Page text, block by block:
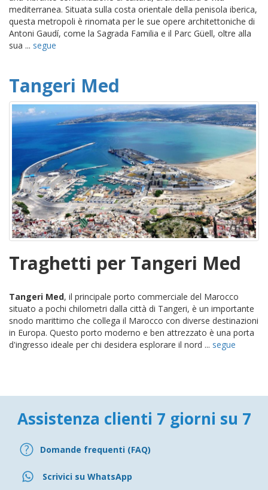
mediterranea. Situata sulla costa orientale della penisola iberica,
questa metropoli è rinomata per le sue opere architettoniche di
Antoni Gaudí, come la Sagrada Familia e il Parc Güell, oltre alla
sua ... segue
Tangeri Med
Traghetti per Tangeri Med
Tangeri Med, il principale porto commerciale del Marocco
situato a pochi chilometri dalla città di Tangeri, è un importante
snodo marittimo che collega il Marocco con diverse destinazioni
in Europa. Questo porto moderno e ben attrezzato è una porta
d'ingresso ideale per chi desidera esplorare il nord ... segue
Assistenza clienti 7 giorni su 7
Domande frequenti (FAQ)
Scrivici su WhatsApp